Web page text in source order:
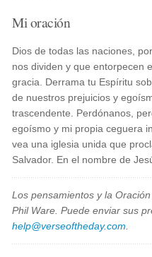
Mi oración
Dios de todas las naciones,
nos dividen y que entorpecen
gracia. Derrama tu Espíritu
de nuestros prejuicios y
trascendente. Perdónanos,
egoísmo y mi propia ceguera
vea una iglesia unida que
Salvador. En el nombre de
Los pensamientos y la
Phil Ware. Puede enviar sus
help@verseoftheday.com